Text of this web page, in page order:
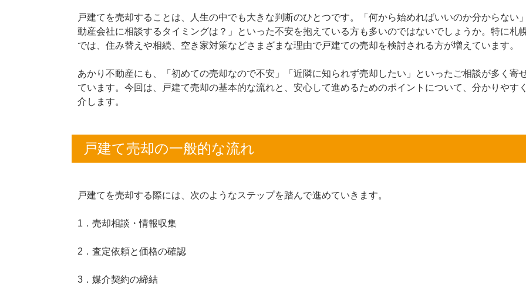
戸建てを売却することは、人生の中でも大きな判断のひとつです。「何から始めればいいのか分からない
動産会社に相談するタイミングは？」といった不安を抱えている方も多いのではないでしょうか。特に札
では、住み替えや相続、空き家対策などさまざまな理由で戸建ての売却を検討される方が増えています。
あかり不動産にも、「初めての売却なので不安」「近隣に知られず売却したい」といったご相談が多く寄
ています。今回は、戸建て売却の基本的な流れと、安心して進めるためのポイントについて、分かりやす
介します。
戸建て売却の一般的な流れ
戸建てを売却する際には、次のようなステップを踏んで進めていきます。
1．売却相談・情報収集
2．査定依頼と価格の確認
3．媒介契約の締結